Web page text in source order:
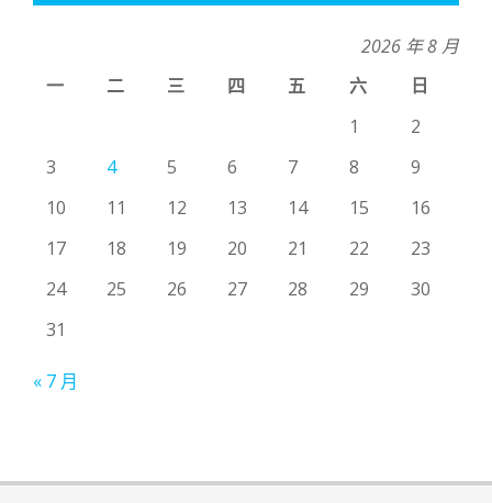
2026 年 8 月
一
二 三 四 五 六
日
1
2
3
4 5 6 7 8
9
10
11 12 13 14 15
16
17
18 19 20 21 22
23
24
25 26 27 28 29
30
31
« 7 月